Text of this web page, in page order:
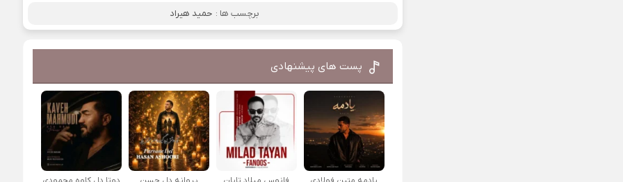
برچسب ها : حمید هیراد
پست های پیشنهادی